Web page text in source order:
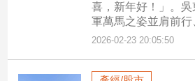
喜，新年好！」。
軍萬馬之姿並肩前行
2026-02-23 20:05:50